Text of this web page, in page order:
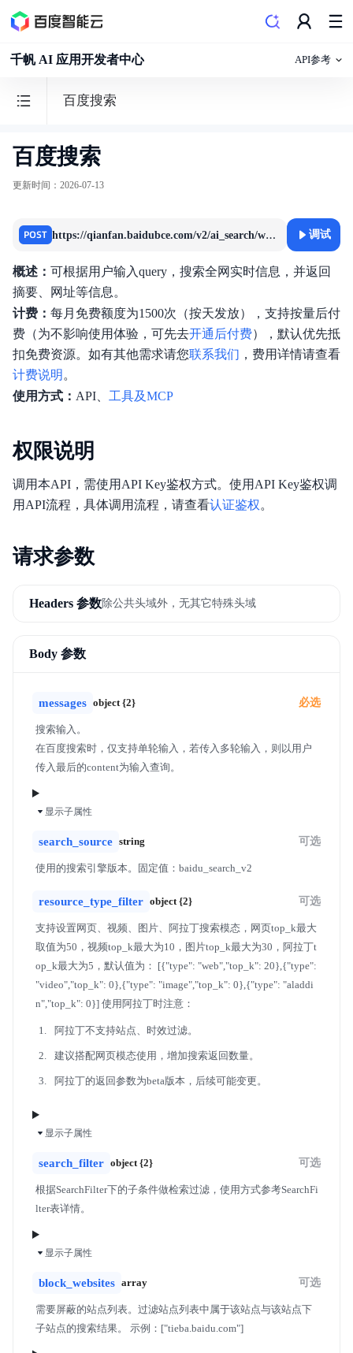
千帆 AI 应用开发者中心 API参考
百度搜索
模型
文件
工具
知识库
向量数据库
百度搜索
更新时间 ： 2026-07-13
POST h
ttps://qianfan.baidubce.com/v2/ai_search/web_search 调试
概述： 可根据用户输入query，搜索全网实时信息，并返回
摘要、网址等信息。
计费： 每月免费额度为1500次（按天发放），支持按量后付
费（为不影响使用体验，可先去开通后付费），默认优先抵
扣免费资源。如有其他需求请您联系我们 ，费用详情请查看
计费说明 。
使用方式： API、 工具及MCP
权限说明
调用本API，需使用API Key鉴权方式。使用API Key鉴权调
用API流程，具体调用流程，请查看认证鉴权。
请求参数
Headers 参数除公共头域外，无其它特殊头域
Body 参数
messages object {2}
搜索输入。
在百度搜索时，仅支持单轮输入，若传入多轮输入，则以用户
传入最后的content为输入查询。
必选
显示子属性
search_source string
使用的搜索引擎版本。固定值：baidu_search_v2
可选
resource_type_filter object {2}
支持设置网页、视频、图片、阿拉丁搜索模态，网页top_k最大
取值为50，视频top_k最大为10，图片top_k最大为30，阿拉丁t
op_k最大为5，默认值为： [{"type": "web","top_k": 20},{"type":
"video","top_k": 0},{"type": "image","top_k": 0},{"type": "aladdi
n","top_k": 0}] 使用阿拉丁时注意：
阿拉丁不支持站点、时效过滤。
建议搭配网页模态使用，增加搜索返回数量。
阿拉丁的返回参数为beta版本，后续可能变更。
可选
显示子属性
search_filter object {2}
根据SearchFilter下的子条件做检索过滤，使用方式参考SearchFi
lter表详情。
可选
显示子属性
block_websites array
需要屏蔽的站点列表。过滤站点列表中属于该站点与该站点下
子站点的搜索结果。 示例：["tieba.baidu.com"]
可选